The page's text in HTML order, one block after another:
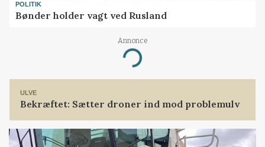
POLITIK
Bønder holder vagt ved Rusland
Annonce
Loading...
ULVE
Bekræftet: Sætter droner ind mod problemulv